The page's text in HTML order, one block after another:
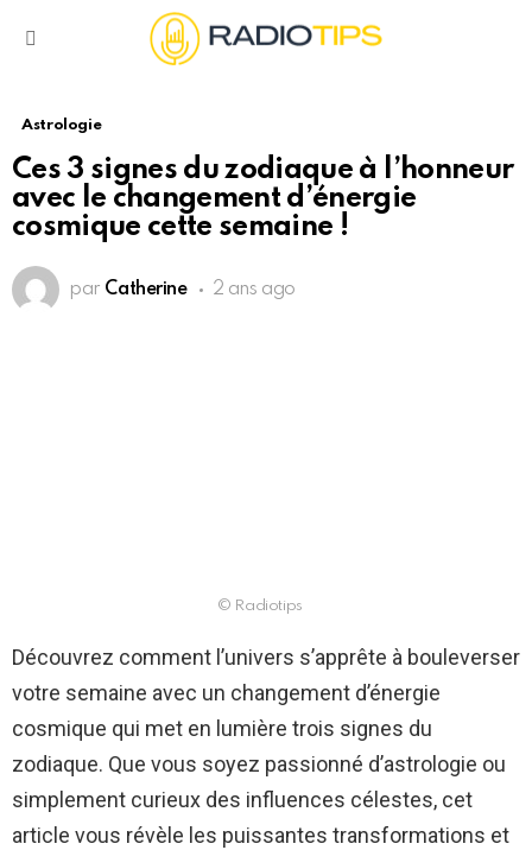
Astrologie
Ces 3 signes du zodiaque à l’honneur
avec le changement d’énergie
cosmique cette semaine !
par Catherine 2 ans ago
© Radiotips
Découvrez comment l’univers s’apprête à bouleverser
votre semaine avec un changement d’énergie
cosmique qui met en lumière trois signes du
zodiaque. Que vous soyez passionné d’astrologie ou
simplement curieux des influences célestes, cet
article vous révèle les puissantes transformations et